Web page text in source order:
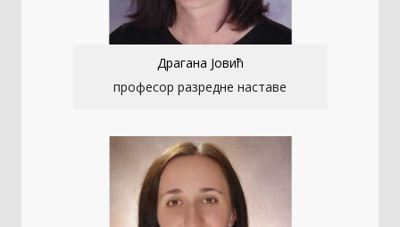
Драгана Јовић
професор разредне наставе